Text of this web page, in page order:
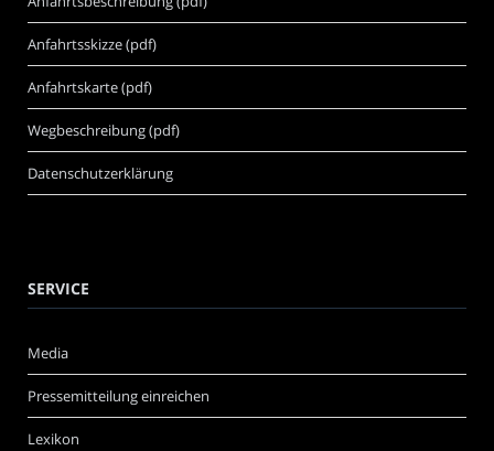
Anfahrtsskizze (pdf)
Anfahrtskarte (pdf)
Wegbeschreibung (pdf)
Datenschutzerklärung
SERVICE
Media
Pressemitteilung einreichen
Lexikon